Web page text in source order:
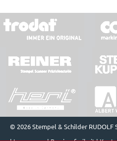
© 2026 Stempel & Schilder RUDOLF